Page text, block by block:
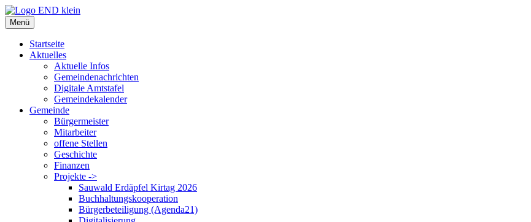
Zum
Inhalt
springen
Menü
Startseite
Aktuelles
Aktuelle Infos
Gemeindenachrichten
Digitale Amtstafel
Gemeindekalender
Gemeinde
Bürgermeister
Mitarbeiter
offene Stellen
Geschichte
Finanzen
Projekte ->
Sauwald Erdäpfel Kirtag 2026
Buchhaltungskooperation
Bürgerbeteiligung (Agenda21)